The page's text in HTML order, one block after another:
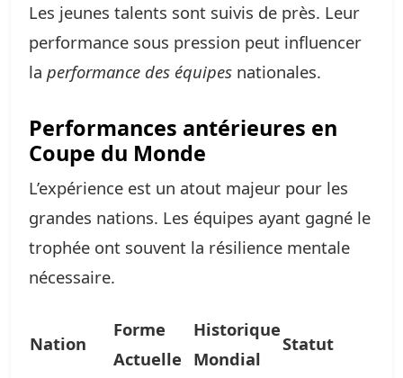
Les jeunes talents sont suivis de près. Leur
performance sous pression peut influencer
la performance des équipes nationales.
Performances antérieures en
Coupe du Monde
L’expérience est un atout majeur pour les
grandes nations. Les équipes ayant gagné le
trophée ont souvent la résilience mentale
nécessaire.
Nation
Forme
Actuelle
Historique
Mondial
Statut